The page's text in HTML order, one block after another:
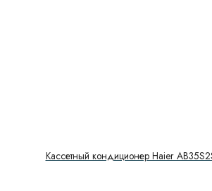
Кассетный кондиционер Haier